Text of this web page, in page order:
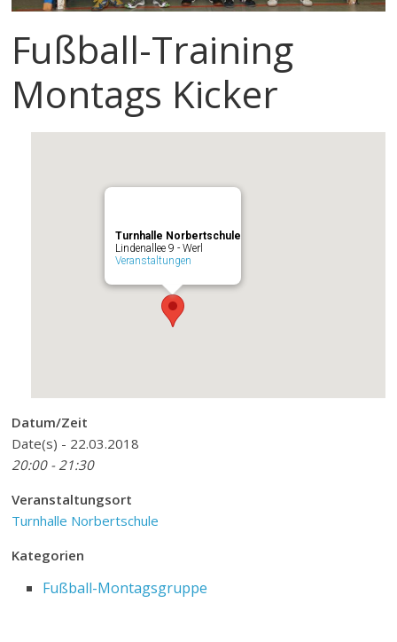
Fußball-Training
Montags Kicker
Turnhalle Norbertschule
Lindenallee 9 - Werl
Veranstaltungen
Datum/Zeit
Date(s) - 22.03.2018
20:00 - 21:30
Veranstaltungsort
Turnhalle Norbertschule
Kategorien
Fußball-Montagsgruppe